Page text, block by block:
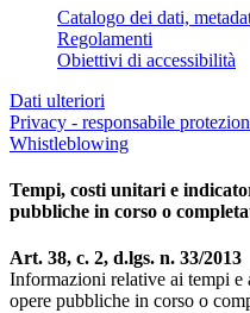
Catalogo dei dati,
Regolamenti
Obiettivi di accessibilità
Dati ulteriori
Privacy - responsabile
Whistleblowing
Tempi, costi unitari e
pubbliche in corso o
Art. 38, c. 2, d.lgs. n. 33/2013
Informazioni relative ai tempi
opere pubbliche in corso o